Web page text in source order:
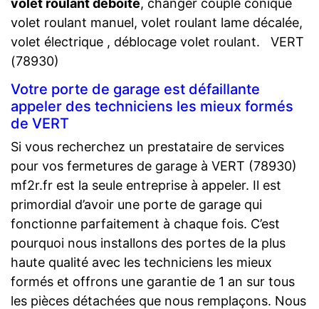
volet roulant manuel, volet roulant lame décalée,
volet électrique , déblocage volet roulant. VERT
(78930)
Votre porte de garage est défaillante
appeler des techniciens les mieux formés
de VERT
Si vous recherchez un prestataire de services
pour vos fermetures de garage à VERT (78930)
mf2r.fr est la seule entreprise à appeler. Il est
primordial d’avoir une porte de garage qui
fonctionne parfaitement à chaque fois. C’est
pourquoi nous installons des portes de la plus
haute qualité avec les techniciens les mieux
formés et offrons une garantie de 1 an sur tous
les pièces détachées que nous remplaçons. Nous